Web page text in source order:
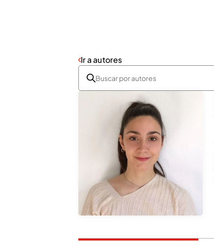
Ir a autores